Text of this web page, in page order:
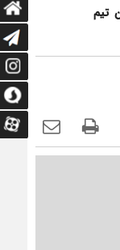
تیم